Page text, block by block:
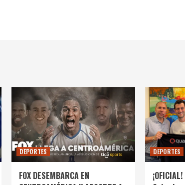
DEPORTES
FOX DESEMBARCA EN
DEPORTES